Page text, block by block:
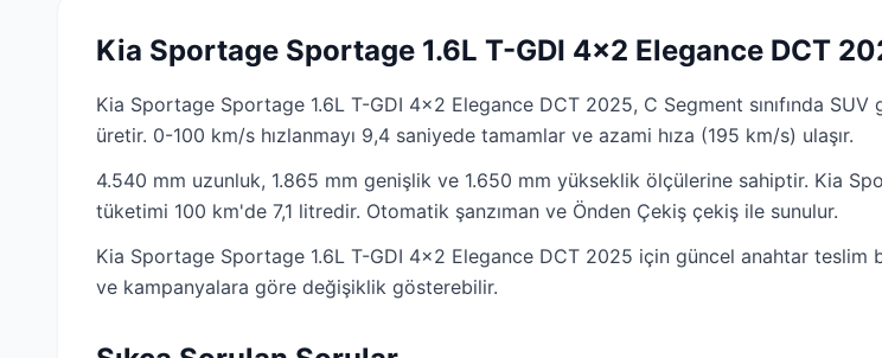
Kia Sportage Sportage 1.6L T-GDI 4x2 Elegance DCT
Kia Sportage Sportage 1.6L T-GDI 4x2 Elegance DCT 2025, C Segment sınıfında
üretir. 0-100 km/s hızlanmayı 9,4 saniyede tamamlar ve azami hıza (195 km/s) ulaşır.
4.540 mm uzunluk, 1.865 mm genişlik ve 1.650 mm yükseklik ölçülerine sahiptir. Kia
tüketimi 100 km'de 7,1 litredir. Otomatik şanzıman ve Önden Çekiş çekiş ile sunulur.
Kia Sportage Sportage 1.6L T-GDI 4x2 Elegance DCT 2025 için güncel anahtar teslim
ve kampanyalara göre değişiklik gösterebilir.